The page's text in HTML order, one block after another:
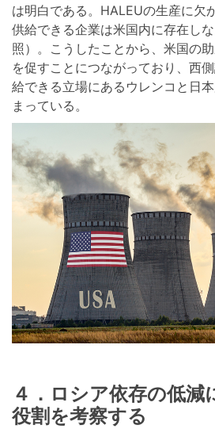
は明白である。HALEUの生産に欠
供給できる企業は米国内に存在し
照）。こうしたことから、米国の
を促すことにつながっており、西
給できる立場にあるウレンコと日
まっている。
４．ロシア依存の低減
役割を考察する